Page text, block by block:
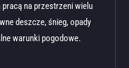
na przestrzeni wielu
deszcze, śnieg, opady
warunki pogodowe.